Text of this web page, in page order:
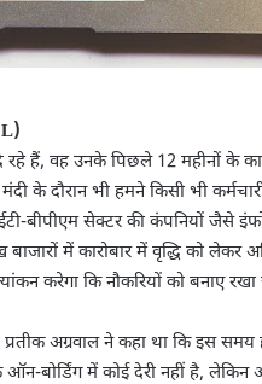
रहे हैं, वह उनके पिछले 12 महीनों के
के दौरान भी हमने किसी भी
सेक्टर की कंपनियों जैसे
में कारोबार में वृद्धि को लेकर
करेगा कि नौकरियों को बनाए रखा
अग्रवाल ने कहा था कि इस समय
बोर्डिंग में कोई देरी नहीं है, लेकिन